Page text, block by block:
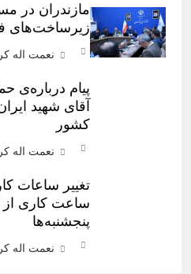
مازندران در
زیرساخت‌های
نعمت اله
پیام درباره‌ی
آقای شهید
کشور
نعمت اله
تغییر ساعات
پنجشنبه‌ها
نعمت اله